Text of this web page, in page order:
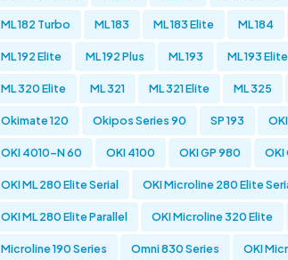
ML 182 Turbo ML 183 ML 183 Elite ML 184
ML 192 Elite ML 192 Plus ML 193 ML 193 Elite
ML 320 Elite ML 321 ML 321 Elite ML 325
Okimate 120 Okipos Series 90 SP 193
OKI 4010-N 60 OKI 4100 OKI GP 980 OKI
OKI ML 280 Elite Serial OKI Microline 280 Elite
OKI ML 280 Elite Parallel OKI Microline 320 Elite
Microline 190 Series Omni 830 Series OKI